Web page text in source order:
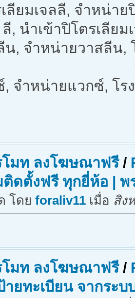
ลียมเจลลี, จำหน่าย
ลี, นำเข้าปิโตรเลียม
น, จำหน่ายวาสลีน,
จำหน่ายแวกซ์, โร
โมท ลงโฆษณาฟรี/
ดตั้งฟรี ทุกยี่ห้อ | พ
โดย foraliv11 เมื่อ สิง
โมท ลงโฆษณาฟรี/
ยทะเบียน จากระบ